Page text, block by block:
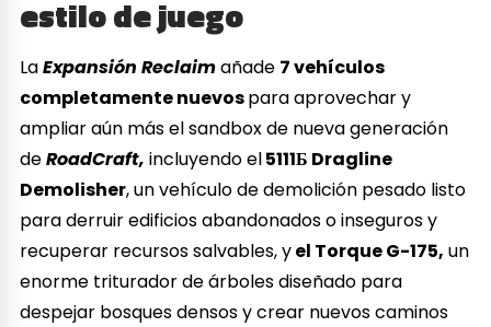
estilo de juego
LaExpansión Reclaimañade 7 vehículos
completamente nuevospara aprovechar y
ampliar aún más el sandbox de nueva generación
deRoadCraft,incluyendo el5111Б Dragline
Demolisher, un vehículo de demolición pesado listo
para derruir edificios abandonados o inseguros y
recuperar recursos salvables, yel Torque G-175, un
enorme triturador de árboles diseñado para
despejar bosques densos y crear nuevos caminos